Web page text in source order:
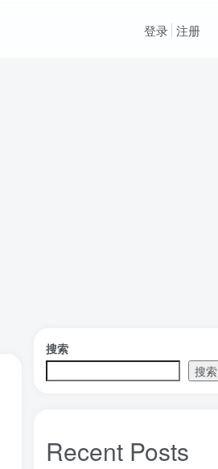
登录 注册
基本介绍
搜索
搜索
Recent Posts